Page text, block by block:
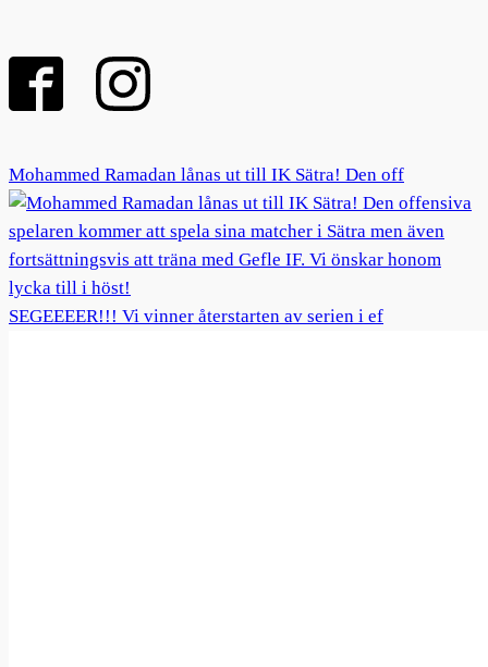
Mohammed Ramadan lånas ut till IK Sätra! Den off
SEGEEEER!!! Vi vinner återstarten av serien i ef